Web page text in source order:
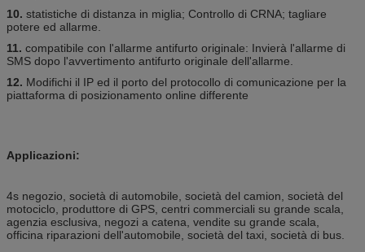
10. statistiche di distanza in miglia; Controllo di CRNA; tagliare
potere ed allarme.
11. compatibile con l'allarme antifurto originale: Invierà l'allarme di
SMS dopo l'avvertimento antifurto originale dell'allarme.
12. Modifichi il IP ed il porto del protocollo di comunicazione per la
piattaforma di posizionamento online differente
Applicazioni:
4s negozio, società di automobile, società del camion, società del
motociclo, produttore di GPS, centri commerciali su grande scala,
agenzia esclusiva, negozi a catena, vendite su grande scala,
officina riparazioni dell'automobile, società del taxi, società di bus.